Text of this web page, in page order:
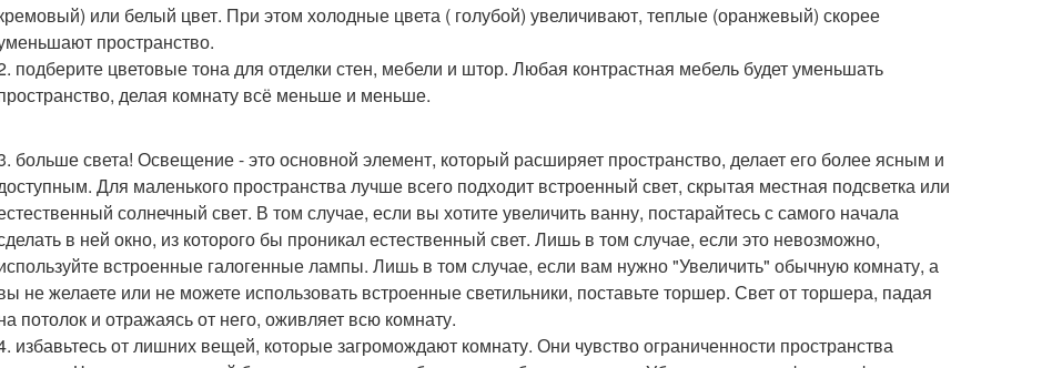
или белый цвет. При этом холодные цвета ( голубой) увеличивают, теплые (оранжевый) скорее
пространство.
подберите цветовые тона для отделки стен, мебели и штор. Любая контрастная мебель будет уменьшать
делая комнату всё меньше и меньше.
больше света! Освещение - это основной элемент, который расширяет пространство, делает его более ясным и
Для маленького пространства лучше всего подходит встроенный свет, скрытая местная подсветка или
солнечный свет. В том случае, если вы хотите увеличить ванну, постарайтесь с самого начала
в ней окно, из которого бы проникал естественный свет. Лишь в том случае, если это невозможно,
встроенные галогенные лампы. Лишь в том случае, если вам нужно "Увеличить" обычную комнату, а
не желаете или не можете использовать встроенные светильники, поставьте торшер. Свет от торшера, падая
потолок и отражаясь от него, оживляет всю комнату.
избавьтесь от лишних вещей, которые загромождают комнату. Они чувство ограниченности пространства